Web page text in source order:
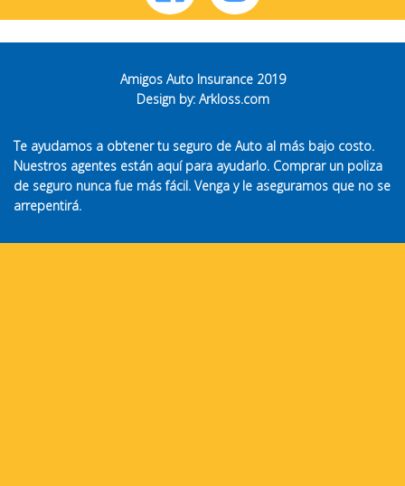
Amigos Auto Insurance 2019
Design by: Arkloss.com
Te ayudamos a obtener tu seguro de Auto al más bajo costo.
Nuestros agentes están aquí para ayudarlo. Comprar un poliza
de seguro nunca fue más fácil. Venga y le aseguramos que no se
arrepentirá.